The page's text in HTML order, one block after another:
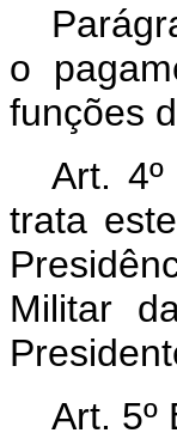
o
funções
Art.
trata
Militar
Art. 5º